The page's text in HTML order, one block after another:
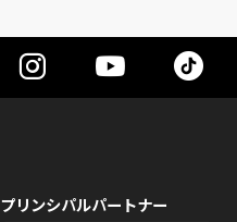
プリンシパルパートナー